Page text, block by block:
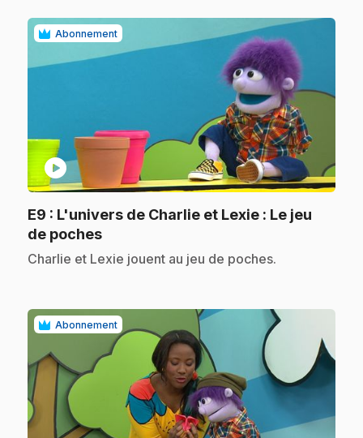
Abonnement
play_circle
E9 : L'univers de Charlie et Lexie : Le jeu
de poches.
.Charlie et Lexie jouent au jeu de poches.
Abonnement